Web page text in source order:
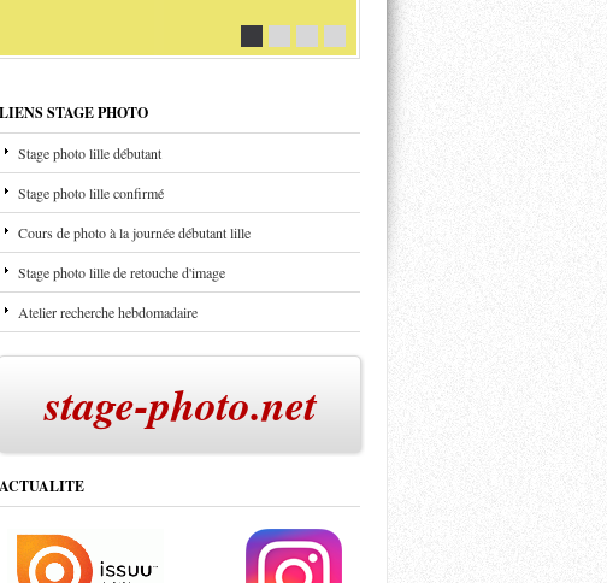
LIENS STAGE PHOTO
Stage photo lille débutant
Stage photo lille confirmé
Cours de photo à la journée débutant lille
Stage photo lille de retouche d'image
Atelier recherche hebdomadaire
stage-photo.net
ACTUALITE